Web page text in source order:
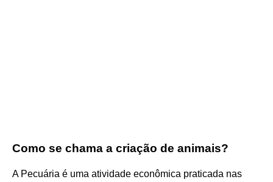
Como se chama a criação de animais?
A Pecuária é uma atividade econômica praticada nas